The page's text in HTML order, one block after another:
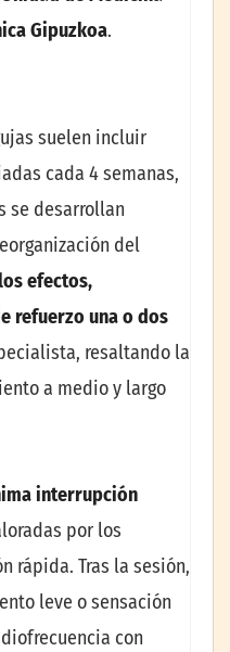
Gipuzkoa.
suelen incluir
cada 4 semanas,
se desarrollan
del
efectos,
refuerzo una o dos
resaltando la
a medio y largo
interrupción
por los
rápida. Tras la sesión,
leve o sensación
con